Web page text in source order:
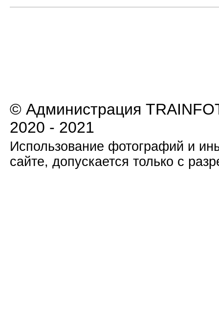
© Администрация
2020 - 2021
Использование фотографий и
сайте, допускается только с